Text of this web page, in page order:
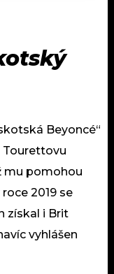
Beyoncé“
Tourettovu
mu pomohou
2019 se
získal i Brit
vyhlášen